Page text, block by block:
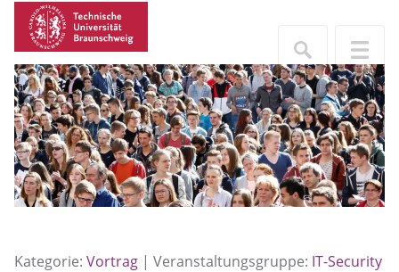
Kategorie: Vortrag | Veranstaltungsgruppe: IT-Security